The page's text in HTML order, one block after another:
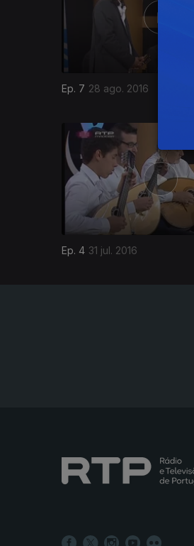
Ep. 7 28 ago. 2016
Ep. 4 31 jul. 2016
242086